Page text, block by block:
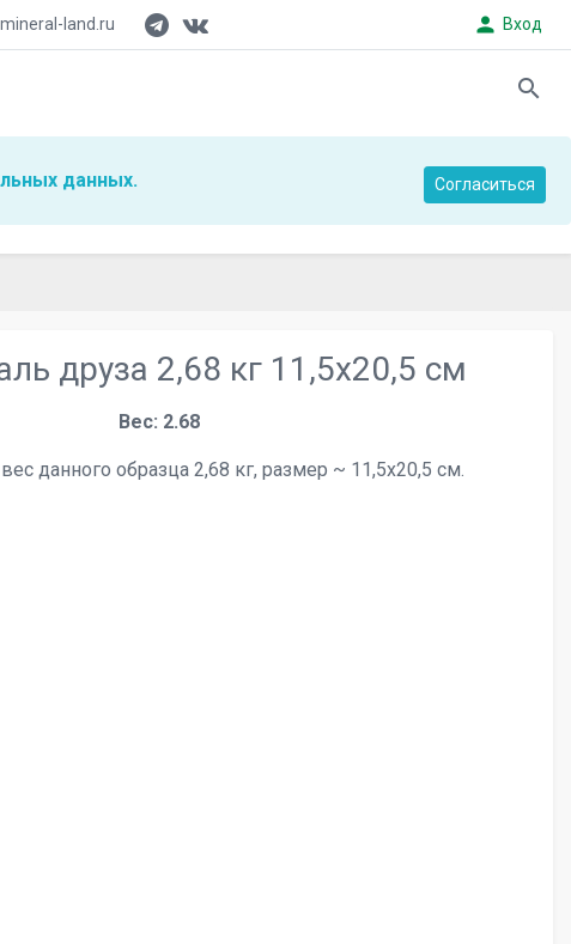
land.ru person Вход
search
данных. Согласиться
друза 2,68 кг 11,5х20,5 см
Вес: 2.68
данного образца 2,68 кг, размер ~ 11,5х20,5 см.